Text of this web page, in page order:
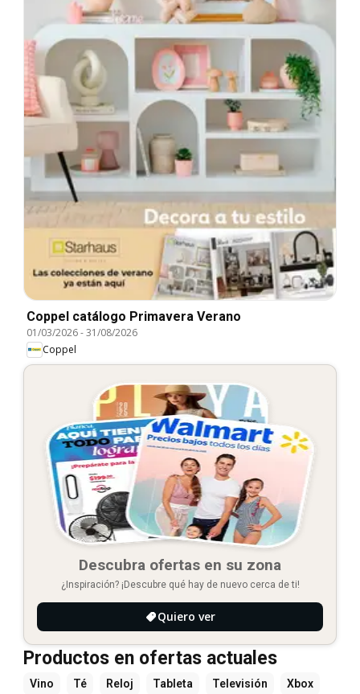
Coppel catálogo Primavera Verano
01/03/2026-31/08/2026
Coppel
Descubra ofertas en su zona
¿Inspiración? ¡Descubre qué hay de nuevo cerca de ti!
Quiero ver
Productos en ofertas actuales
Vino Té Reloj Tableta Televisión Xbox